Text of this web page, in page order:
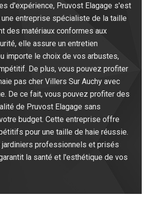
d'expérience, Pruvost Elagage s'est
entreprise spécialiste de la taille
des matériaux conformes aux
elle assure un entretien
importe le choix de vos arbustes,
De plus, vous pouvez profiter
pas cher Villers Sur Auchy avec
De ce fait, vous pouvez profiter des
de Pruvost Elagage sans
budget. Cette entreprise offre
pour une taille de haie réussie.
jardiniers professionnels et prisés
la santé et l'esthétique de vos